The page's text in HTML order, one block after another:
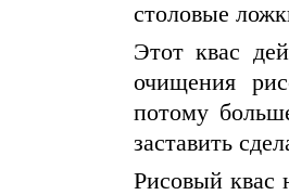
столовые
Этот квас
очищения
потому
заставить
Рисовый квас